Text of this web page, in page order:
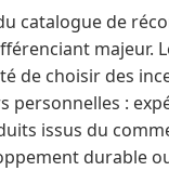
catalogue de
majeur.
de choisir des
personnelles :
issus du
durable